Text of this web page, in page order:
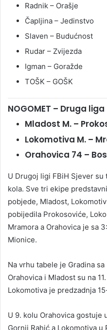
Radnik – Orašje
Čapljina – Jedinstvo
Slaven – Budućnost
Rudar – Zvijezda
Igman – Goražde
TOŠK – GOŠK
NOGOMET – Druga liga
Mladost M. –
Lokomotiva M. –
Orahovica 74 –
U Drugoj ligi FBiH Sjever
kola. Sve tri ekipe
pobjede, Mladost,
pobijedila Prokosoviće,
Mramora a Orahovica je sa
Mionice.
Na vrhu tabele je Gradina
Orahovica i Mladost su na
Lokomotiva je predzadnja
U 9. kolu Orahovica gostuje
Gornji Rahić a Lokomotiva u